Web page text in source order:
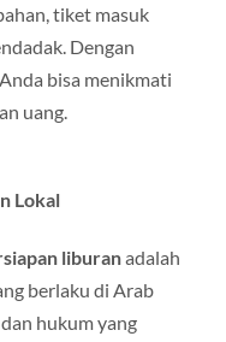
tiket masuk
Dengan
bisa menikmati
uang.
Lokal
liburanadalah
berlaku di Arab
hukum yang